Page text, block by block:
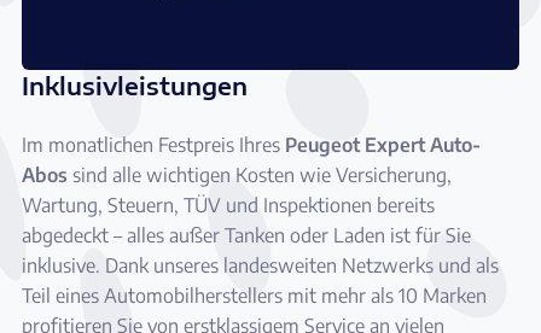
Inklusivleistungen
Im monatlichen Festpreis Ihres Peugeot Expert Auto-
Abos sind alle wichtigen Kosten wie Versicherung,
Wartung, Steuern, TÜV und Inspektionen bereits
abgedeckt – alles außer Tanken oder Laden ist für Sie
inklusive. Dank unseres landesweiten Netzwerks und als
Teil eines Automobilherstellers mit mehr als 10 Marken
profitieren Sie von erstklassigem Service an vielen